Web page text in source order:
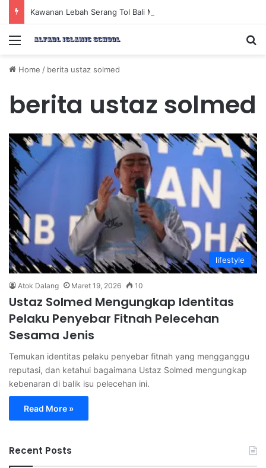
Menu
Home / berita ustaz solmed
berita ustaz solmed
lifestyle
Atok Dalang Maret 19, 2026 10
Ustaz Solmed Mengungkap Identitas
Pelaku Penyebar Fitnah Pelecehan
Sesama Jenis
Temukan identitas pelaku penyebar fitnah yang mengganggu
reputasi, dan ketahui bagaimana Ustaz Solmed mengungkap
kebenaran di balik isu pelecehan ini.
Read More »
Recent Posts